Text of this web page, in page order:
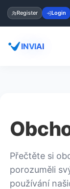
Register Login
INVIAI
Přečtěte si
porozuměli
používání